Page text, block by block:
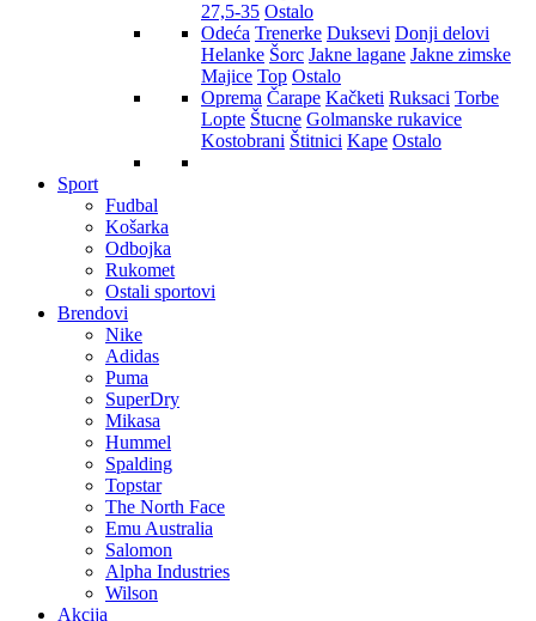
27,5-35 Ostalo
Odeća Trenerke Duksevi Donji delovi
Helanke Šorc Jakne lagane Jakne zimske
Majice Top Ostalo
Oprema Čarape Kačketi Ruksaci Torbe
Lopte Štucne Golmanske rukavice
Kostobrani Štitnici Kape Ostalo
Sport
Fudbal
Košarka
Odbojka
Rukomet
Ostali sportovi
Brendovi
Nike
Adidas
Puma
SuperDry
Mikasa
Hummel
Spalding
Topstar
The North Face
Emu Australia
Salomon
Alpha Industries
Wilson
Akcija